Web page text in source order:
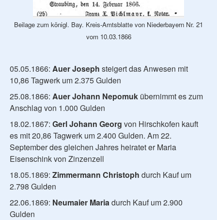
Beilage zum königl. Bay. Kreis-Amtsblatte von Niederbayern Nr. 21
vom 10.03.1866
05.05.1866: Auer Joseph steigert das Anwesen mit
10,86 Tagwerk um 2.375 Gulden
25.08.1866: Auer Johann Nepomuk übernimmt es zum
Anschlag von 1.000 Gulden
18.02.1867: Gerl Johann Georg von Hirschkofen kauft
es mit 20,86 Tagwerk um 2.400 Gulden. Am 22.
September des gleichen Jahres heiratet er Maria
Eisenschink von Zinzenzell
18.05.1869: Zimmermann Christoph durch Kauf um
2.798 Gulden
22.06.1869: Neumaier Maria durch Kauf um 2.900
Gulden